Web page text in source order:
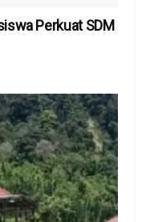
Perkuat SDM